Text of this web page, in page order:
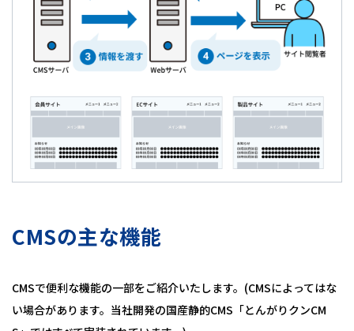
CMSの主な機能
CMSで便利な機能の一部をご紹介いたします。(CMSによってはな
い場合があります。当社開発の国産静的CMS「とんがりクンCM